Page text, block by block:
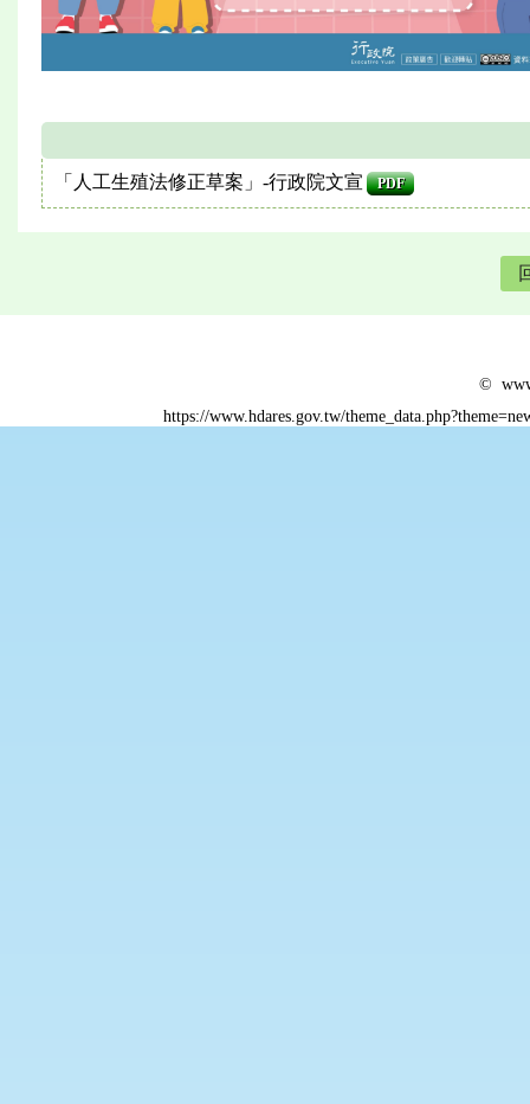
「人工生殖法修正草案」-行政院文宣 PDF
©
https://www.hdares.gov.tw/